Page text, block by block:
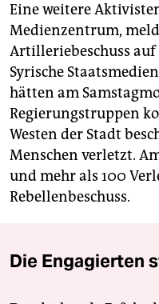
Eine weitere
Medienzentrum,
Artilleriebeschuss auf
Syrische
hätten am
Regierungstruppen
Westen der Stadt
Menschen verletzt.
und mehr als 100
Rebellenbeschuss.
Die Engagierten